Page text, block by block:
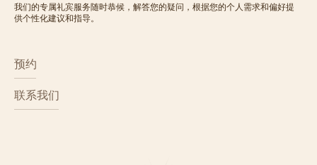
我们的专属礼宾服务随时恭候，解答您的疑问，根据您的个人需求和偏好提
供个性化建议和指导。
预约
联系我们